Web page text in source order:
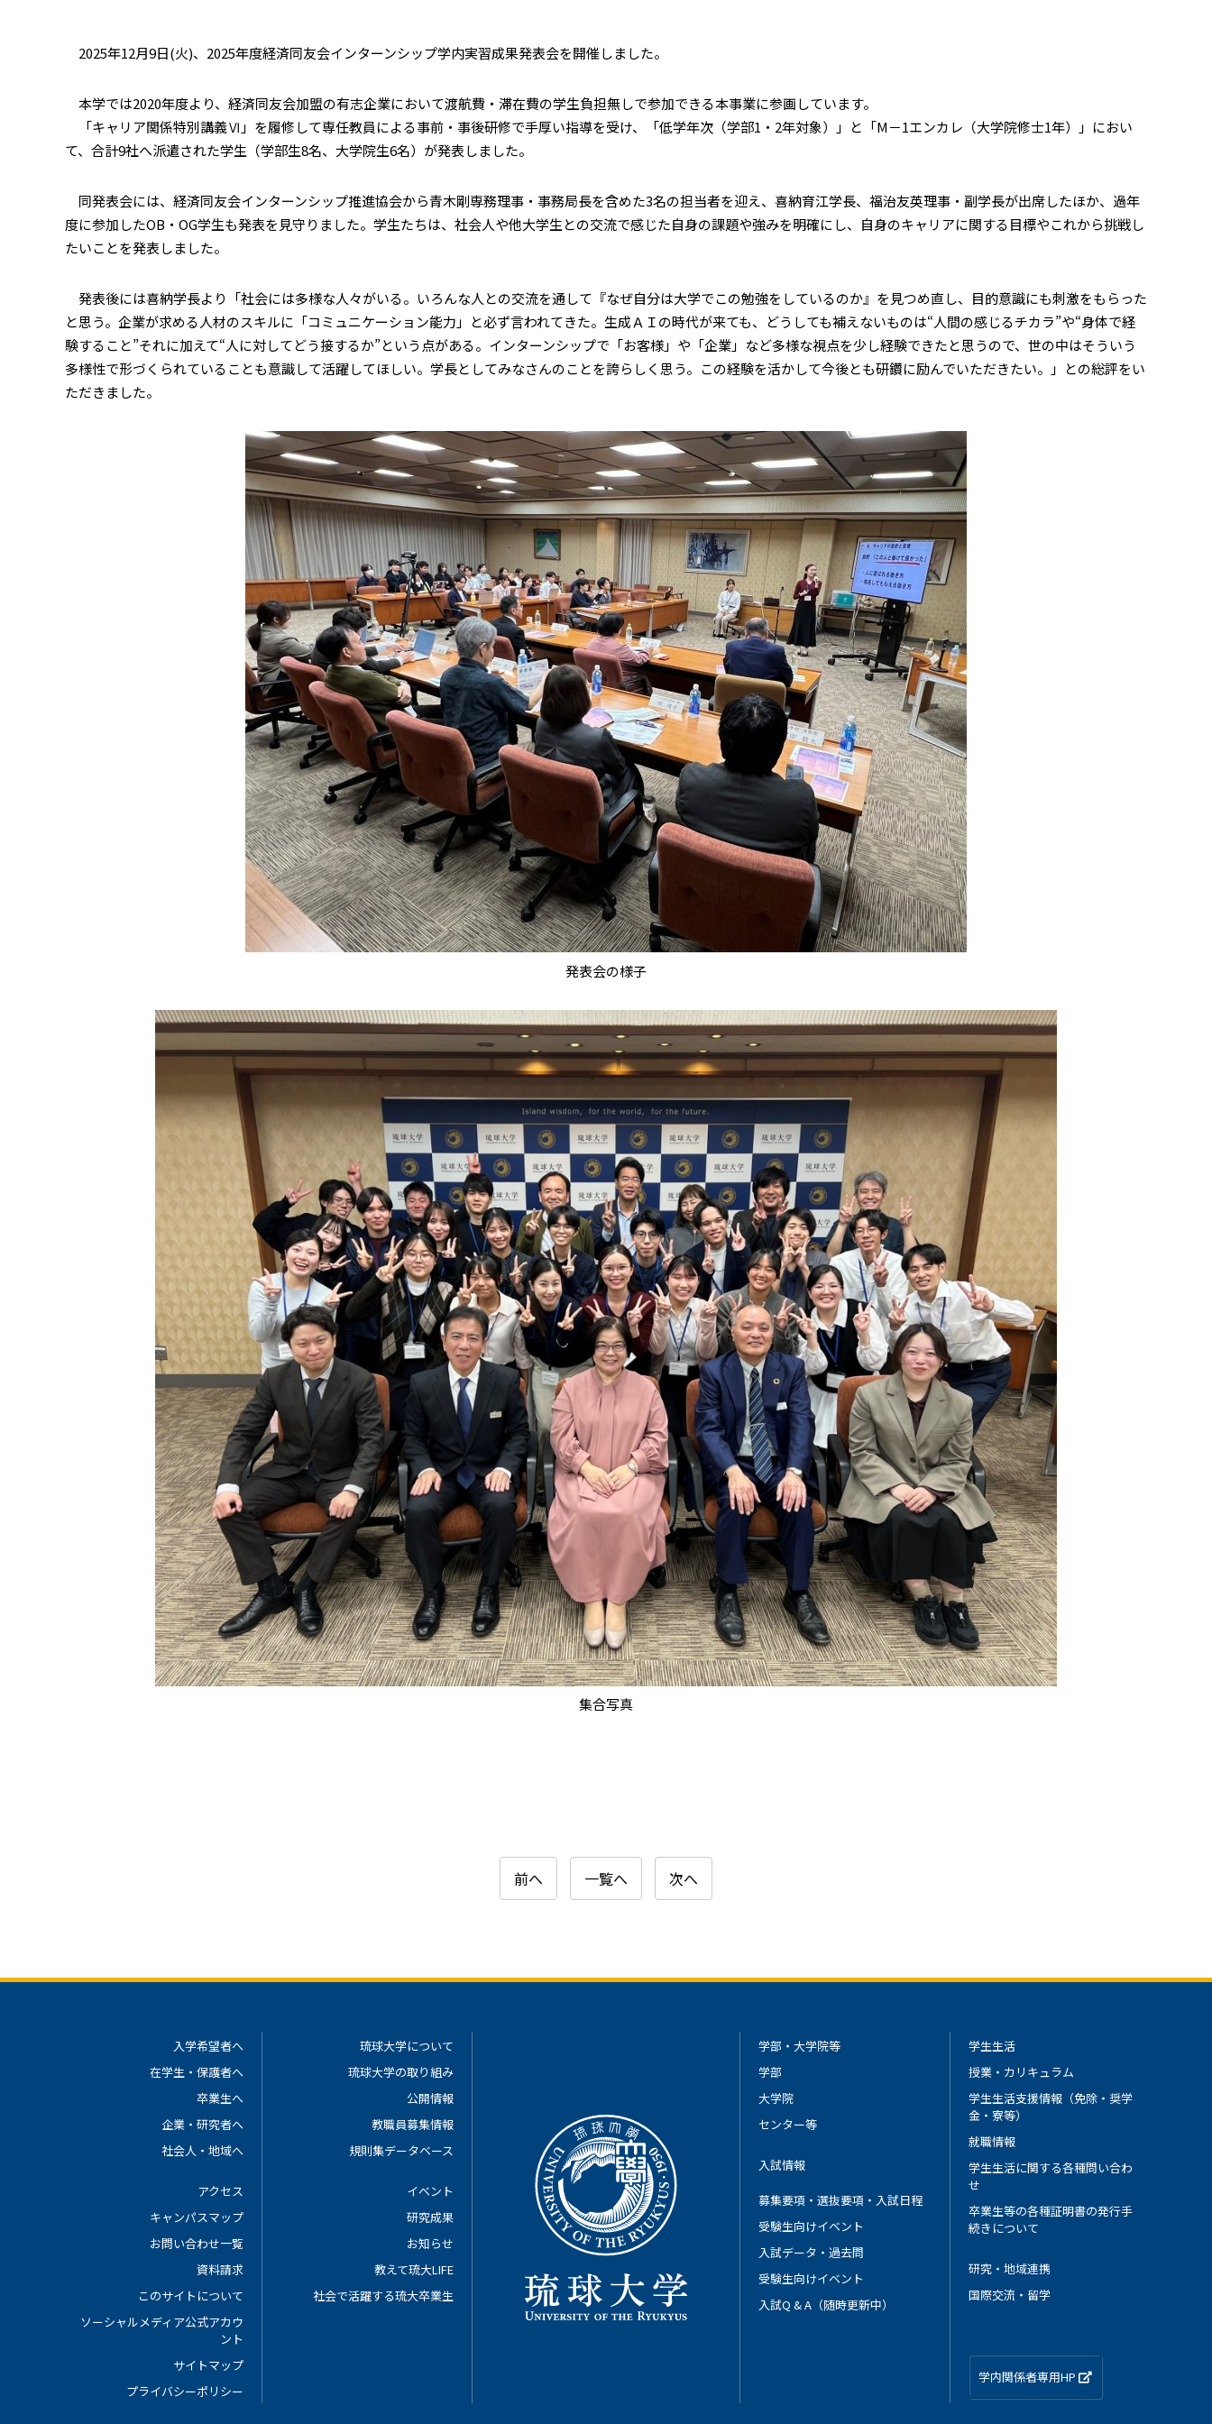
2025年12月9日(火)、2025年度経済同友会インターンシップ学内実習成果発表会を開催しました。
本学では2020年度より、経済同友会加盟の有志企業において渡航費・滞在費の学生負担無しで参加できる本事業に参画しています。
「キャリア関係特別講義Ⅵ」を履修して専任教員による事前・事後研修で手厚い指導を受け、「低学年次（学部1・2年対象）」と「M－1エンカレ（大学院修士1年）」におい
て、合計9社へ派遣された学生（学部生8名、大学院生6名）が発表しました。
同発表会には、経済同友会インターンシップ推進協会から青木剛専務理事・事務局長を含めた3名の担当者を迎え、喜納育江学長、福治友英理事・副学長が出席したほか、過年
度に参加したOB・OG学生も発表を見守りました。学生たちは、社会人や他大学生との交流で感じた自身の課題や強みを明確にし、自身のキャリアに関する目標やこれから挑戦し
たいことを発表しました。
発表後には喜納学長より「社会には多様な人々がいる。いろんな人との交流を通して『なぜ自分は大学でこの勉強をしているのか』を見つめ直し、目的意識にも刺激をもらった
と思う。企業が求める人材のスキルに「コミュニケーション能力」と必ず言われてきた。生成ＡＩの時代が来ても、どうしても補えないものは“人間の感じるチカラ”や“身体で経
験すること”それに加えて“人に対してどう接するか”という点がある。インターンシップで「お客様」や「企業」など多様な視点を少し経験できたと思うので、世の中はそういう
多様性で形づくられていることも意識して活躍してほしい。学長としてみなさんのことを誇らしく思う。この経験を活かして今後とも研鑽に励んでいただきたい。」との総評をい
ただきました。
発表会の様子
集合写真
前へ 一覧へ 次へ
入学希望者へ
在学生・保護者へ
卒業生へ
企業・研究者へ
社会人・地域へ
アクセス
キャンパスマップ
お問い合わせ一覧
資料請求
このサイトについて
ソーシャルメディア公式アカウ
ント
サイトマップ
プライバシーポリシー
琉球大学について
琉球大学の取り組み
公開情報
教職員募集情報
規則集データベース
イベント
研究成果
お知らせ
教えて琉大LIFE
社会で活躍する琉大卒業生
学部・大学院等
学部
大学院
センター等
入試情報
募集要項・選抜要項・入試日程
受験生向けイベント
入試データ・過去問
受験生向けイベント
入試Q & A（随時更新中）
学生生活
授業・カリキュラム
学生生活支援情報（免除・奨学
金・寮等）
就職情報
学生生活に関する各種問い合わ
せ
卒業生等の各種証明書の発行手
続きについて
研究・地域連携
国際交流・留学
学内関係者専用HP